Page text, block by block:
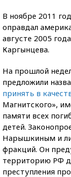
В ноябре 2011
оправдал
августе 2005
Каргынцева.
На прошлой
предложили
принять в
Магнитского»,
памяти всех
детей.
Нарышкиным и
фракций. Он
территорию РФ
преступления